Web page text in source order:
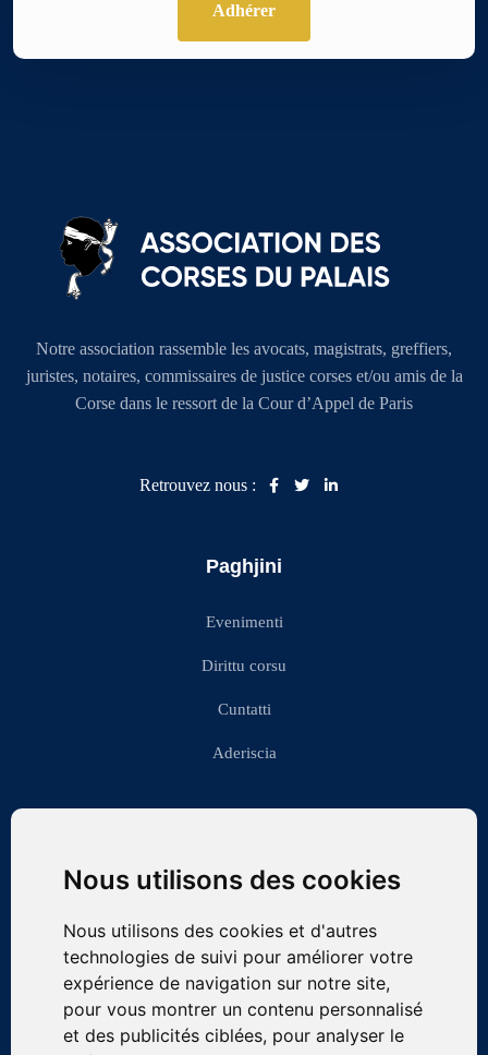
Nous utilisons des cookies
Nous utilisons des cookies et d'autres
technologies de suivi pour améliorer votre
expérience de navigation sur notre site,
pour vous montrer un contenu personnalisé
et des publicités ciblées, pour analyser le
Adhérer
Notre association rassemble les avocats, magistrats, greffiers,
juristes, notaires, commissaires de justice corses et/ou amis de la
Corse dans le ressort de la Cour d’Appel de Paris
Retrouvez nous :
Paghjini
Evenimenti
Dirittu corsu
Cuntatti
Aderiscia
asso.corsesdupalais@gmail.com
Association LES CORSES DU PALAIS, Bureau des Associations du
Barreau de Paris, 4 Boulevard du Palais, 75001 PARIS
Lien vers la page des associations du Barreau de Paris